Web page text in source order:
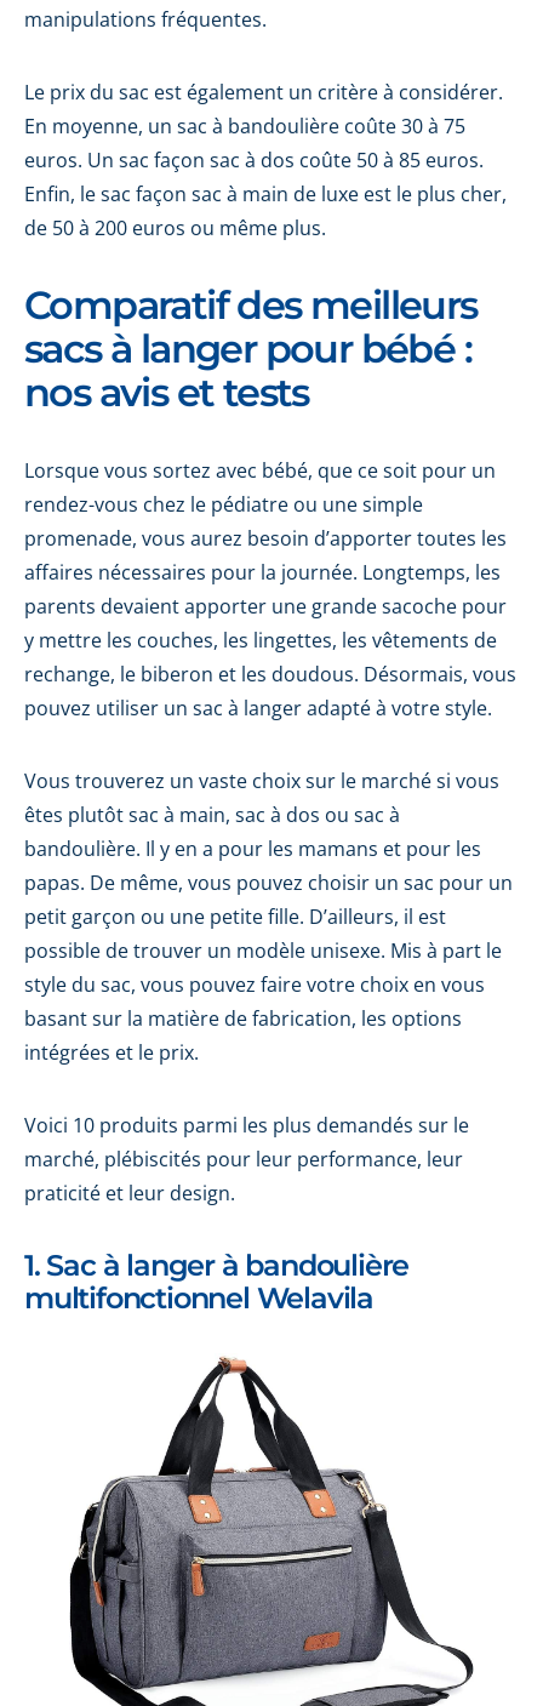
manipulations fréquentes.
Le prix du sac est également un critère à considérer.
En moyenne, un sac à bandoulière coûte 30 à 75
euros. Un sac façon sac à dos coûte 50 à 85 euros.
Enfin, le sac façon sac à main de luxe est le plus cher,
de 50 à 200 euros ou même plus.
Comparatif des meilleurs
sacs à langer pour bébé :
nos avis et tests
Lorsque vous sortez avec bébé, que ce soit pour un
rendez-vous chez le pédiatre ou une simple
promenade, vous aurez besoin d’apporter toutes les
affaires nécessaires pour la journée. Longtemps, les
parents devaient apporter une grande sacoche pour
y mettre les couches, les lingettes, les vêtements de
rechange, le biberon et les doudous. Désormais, vous
pouvez utiliser un sac à langer adapté à votre style.
Vous trouverez un vaste choix sur le marché si vous
êtes plutôt sac à main, sac à dos ou sac à
bandoulière. Il y en a pour les mamans et pour les
papas. De même, vous pouvez choisir un sac pour un
petit garçon ou une petite fille. D’ailleurs, il est
possible de trouver un modèle unisexe. Mis à part le
style du sac, vous pouvez faire votre choix en vous
basant sur la matière de fabrication, les options
intégrées et le prix.
Voici 10 produits parmi les plus demandés sur le
marché, plébiscités pour leur performance, leur
praticité et leur design.
1. Sac à langer à bandoulière
multifonctionnel Welavila